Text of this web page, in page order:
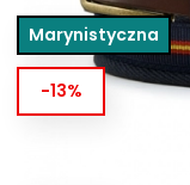
Marynistyczna
-13%